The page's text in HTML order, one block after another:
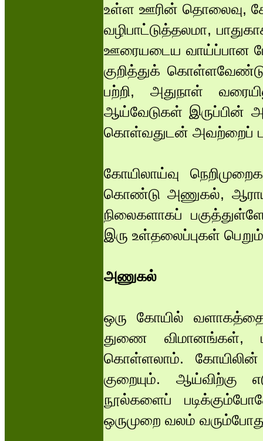
உள்ள ஊரின் தொலைவு,
வழிபாட்டுத்தலமா,
ஊரையடைய வாய்ப்பான
குறித்துக்
பற்றி, அதுநாள்
ஆய்வேடுகள் இருப்பின்
கொள்வதுடன் அவற்றைப்
கோயிலாய்வு
கொண்டு அணுகல்,
நிலைகளாகப்
இரு உள்தலைப்புகள்
அணுகல்
ஒரு கோயில்
துணை விமானங்கள்,
கொள்ளலாம். கோயிலின்
குறையும். ஆய்விற்கு
நூல்களைப்
ஒருமுறை வலம்